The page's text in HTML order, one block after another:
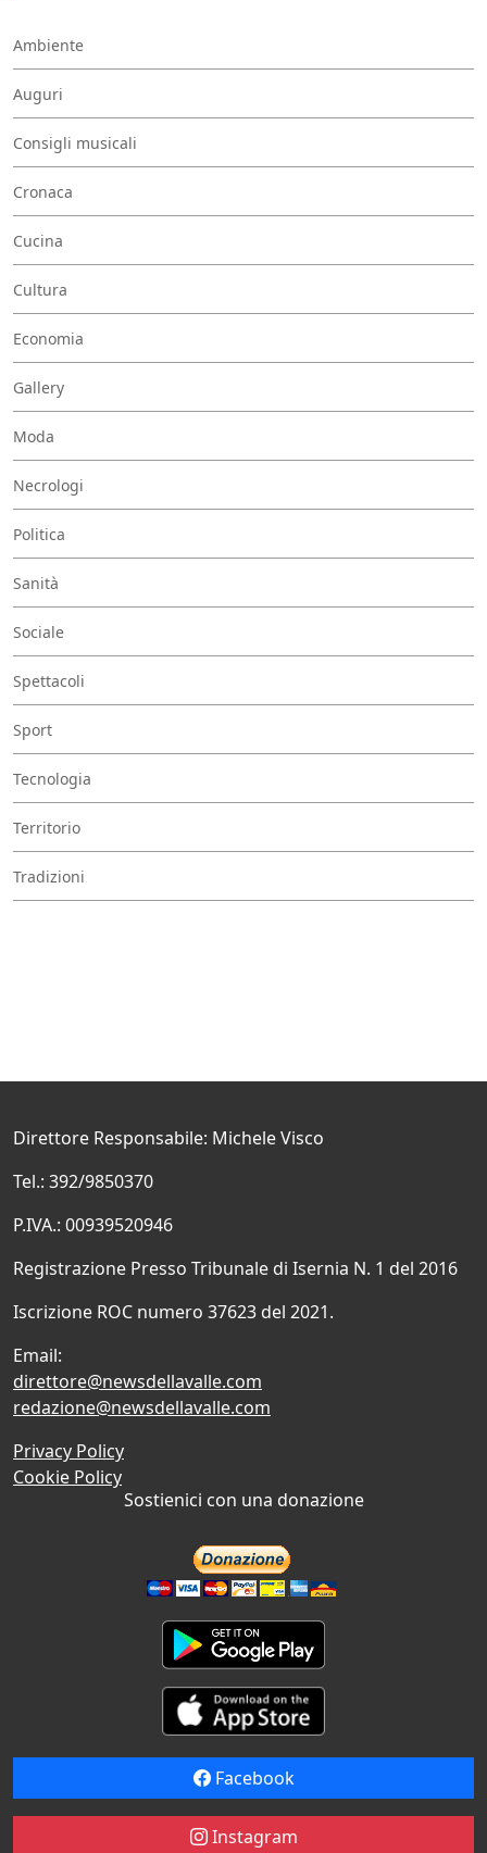
Ambiente
Auguri
Consigli musicali
Cronaca
Cucina
Cultura
Economia
Gallery
Moda
Necrologi
Politica
Sanità
Sociale
Spettacoli
Sport
Tecnologia
Territorio
Tradizioni
Direttore Responsabile: Michele Visco
Tel.: 392/9850370
P.IVA.: 00939520946
Registrazione Presso Tribunale di Isernia N. 1 del 2016
Iscrizione ROC numero 37623 del 2021.
Email:
direttore@newsdellavalle.com
redazione@newsdellavalle.com
Privacy Policy
Cookie Policy
Sostienici con una donazione
Facebook
Instagram